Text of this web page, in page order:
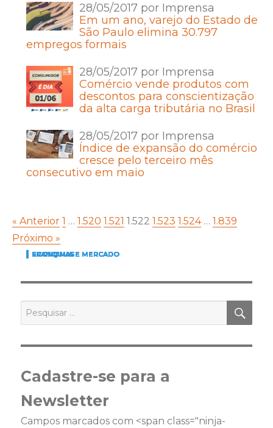
FRANQUIAS
FRANQUIAS
ECONOMIA E MERCADO
FRANQUIAS
FRANQUIAS
ECONOMIA E MERCADO
FRANQUIAS
FRANQUIAS
FRANQUIAS
ECONOMIA E MERCADO
FRANQUIAS
FRANQUIAS
28/05/2017 por Imprensa
Em um ano, varejo do Estado de
São Paulo elimina 30.797
empregos formais
ECONOMIA E MERCADO
28/05/2017 por Imprensa
Comércio vende produtos com
descontos para conscientização
da alta carga tributária no Brasil
ECONOMIA E MERCADO
28/05/2017 por Imprensa
Índice de expansão do comércio
cresce pelo terceiro mês
consecutivo em maio
ECONOMIA E MERCADO
« Anterior 1 … 1.520 1.521 1.522 1.523 1.524 … 1.839
Próximo »
por:
Cadastre-se para a
Newsletter
Campos marcados com <span class="ninja-